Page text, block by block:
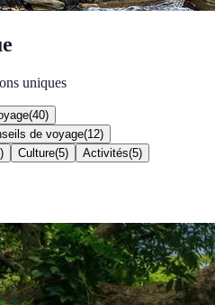
uniques
(40)
de voyage(12)
) Culture(5) Activités(5)